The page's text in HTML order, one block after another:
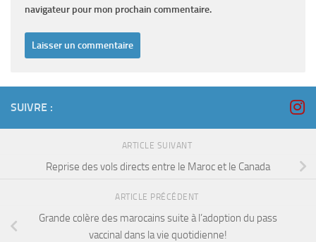
navigateur pour mon prochain commentaire.
SUIVRE :
ARTICLE SUIVANT
Reprise des vols directs entre le Maroc et le Canada
ARTICLE PRÉCÉDENT
Grande colère des marocains suite à l’adoption du pass
vaccinal dans la vie quotidienne!